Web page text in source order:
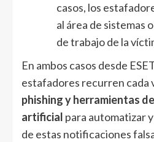
casos, los
al área de sistemas
de trabajo de la
En ambos casos desde
estafadores recurren cada
phishing y herramientas
artificial para automatizar
de estas notificaciones